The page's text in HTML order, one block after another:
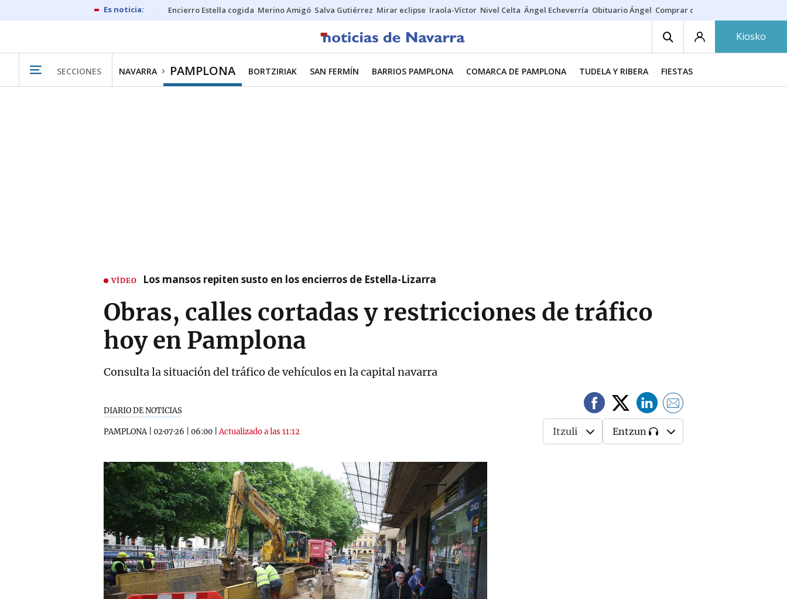
Encierro Estella cogida Merino Amigó Salva Gutiérrez Mirar eclipse Iraola-Víctor Nivel Celta Ángel Echeverría Obituario Ángel Comprar casa
Kiosko
SECCIONES NAVARRA PAMPLONA BORTZIRIAK SAN FERMÍN BARRIOS PAMPLONA COMARCA DE PAMPLONA TUDELA Y RIBERA FIESTAS
VÍDEO Los mansos repiten susto en los encierros de Estella-Lizarra
Obras, calles cortadas y restricciones de tráfico
hoy en Pamplona
Consulta la situación del tráfico de vehículos en la capital navarra
DIARIO DE NOTICIAS
PAMPLONA| 02·07·26 06:00 |Actualizado a las 11:12 Itzuli Entzun